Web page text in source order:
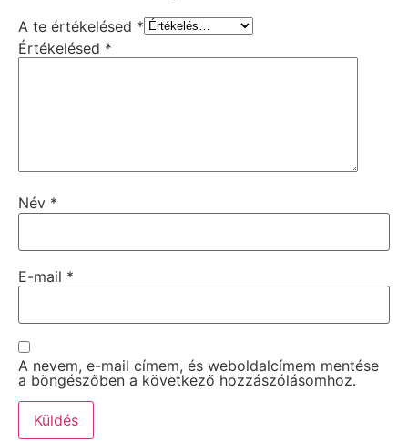
A te értékelésed *
Értékelésed *
Név *
E-mail *
A nevem, e-mail címem, és weboldalcímem mentése
a böngészőben a következő hozzászólásomhoz.